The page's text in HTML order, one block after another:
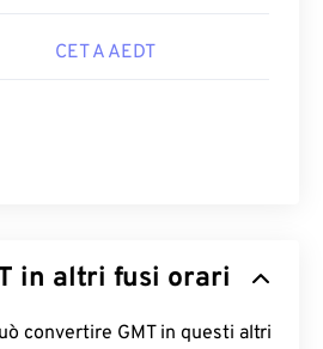
CET A AEDT
in altri fusi orari
convertire GMT in questi altri